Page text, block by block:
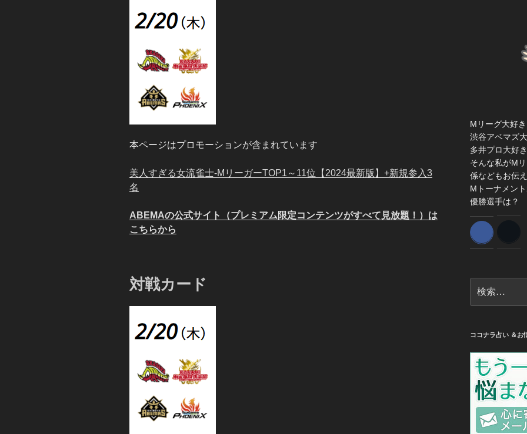
本ページはプロモーションが含まれています
美人すぎる女流雀士-MリーガーTOP1～11位【2024最新版】+新規参入3
名
ABEMAの公式サイト（プレミアム限定コンテンツがすべて見放題！）は
こちらから
対戦カード
Mリーグ大好き
渋谷アベマズ
多井プロ大好き
そんな私がM
係などもお伝
Mトーナメン
優勝選手は？
索:
ココナラ占い ＆お